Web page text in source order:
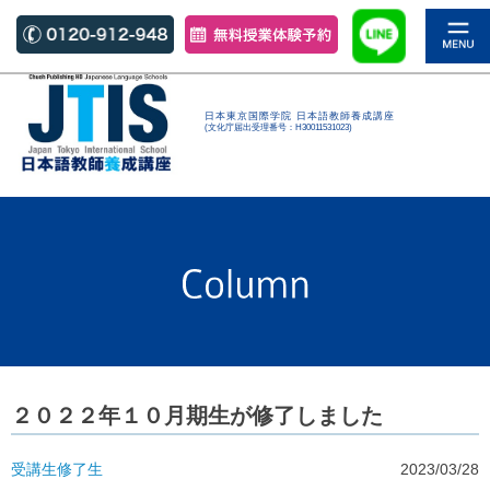
日本東京国際学院 日本語教師養成講座
(文化庁届出受理番号：H30011531023)
２０２２年１０月期生が修了しました
受講生修了生 2023/03/28